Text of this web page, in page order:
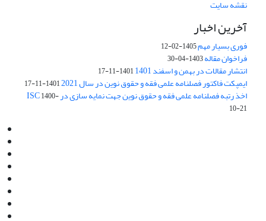
نقشه سایت
آخرین اخبار
فوری بسیار مهم1405-02-12
فراخوان مقاله1403-04-30
انتشار مقالات در بهمن و اسفند 1401 1401-11-17
ایمپکت فاکتور فصلنامه علمی فقه و حقوق نوین در سال 2021 1401-11-17
اخذ رتبه فصلنامه علمی فقه و حقوق نوین جهت نمایه سازی در ISC1400-
10-21